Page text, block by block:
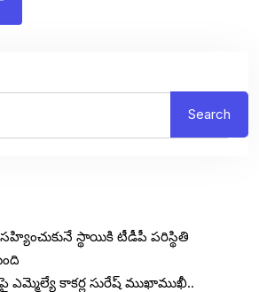
Search
స్థాయికి టీడీపీ పరిస్థితి
ఎమ్మెల్యే కాకర్ల సురేష్ ముఖాముఖీ..